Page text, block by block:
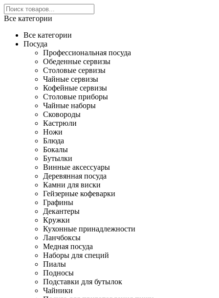
Все категории
Все категории
Посуда
Профессиональная посуда
Обеденные сервизы
Столовые сервизы
Чайные сервизы
Кофейные сервизы
Столовые приборы
Чайные наборы
Сковороды
Кастрюли
Ножи
Блюда
Бокалы
Бутылки
Винные аксессуары
Деревянная посуда
Камни для виски
Гейзерные кофеварки
Графины
Декантеры
Кружки
Кухонные принадлежности
Ланчбоксы
Медная посуда
Наборы для специй
Пиалы
Подносы
Подставки для бутылок
Чайники